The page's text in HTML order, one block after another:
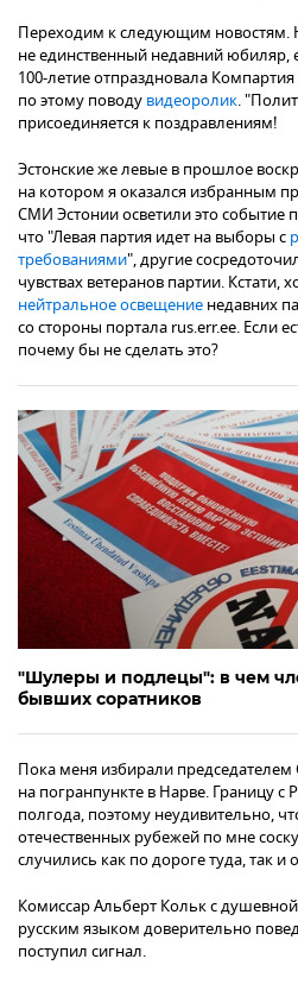
Переходим к следующим новостям.
не единственный недавний юбиляр,
100-летие отпраздновала
по этому поводу видеоролик.
присоединяется к поздравлениям!
Эстонские же левые в прошлое
на котором я оказался избранным
СМИ Эстонии осветили это событие
что "Левая партия идет на выборы с
требованиями", другие
чувствах ветеранов партии.
нейтральное освещение недавних
со стороны портала rus.err.ee. Если
почему бы не сделать это?
"Шулеры и подлецы": в чем
бывших соратников
Пока меня избирали председателем
на погранпункте в Нарве. Границу с
полгода, поэтому неудивительно,
отечественных рубежей по мне
случились как по дороге туда, так и
Комиссар Альберт Кольк с
русским языком доверительно
поступил сигнал.